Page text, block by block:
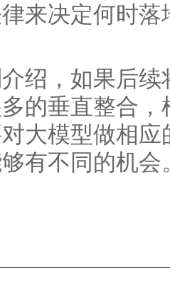
来决定何时
，如果后续
的垂直整合
大模型做相
有不同的机会